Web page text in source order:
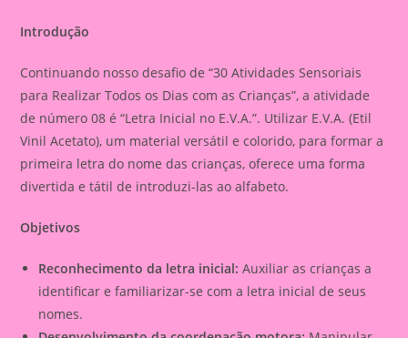
Introdução
Continuando nosso desafio de “30 Atividades Sensoriais
para Realizar Todos os Dias com as Crianças”, a atividade
de número 08 é “Letra Inicial no E.V.A.”. Utilizar E.V.A. (Etil
Vinil Acetato), um material versátil e colorido, para formar a
primeira letra do nome das crianças, oferece uma forma
divertida e tátil de introduzi-las ao alfabeto.
Objetivos
Reconhecimento da letra inicial: Auxiliar as crianças a
identificar e familiarizar-se com a letra inicial de seus
nomes.